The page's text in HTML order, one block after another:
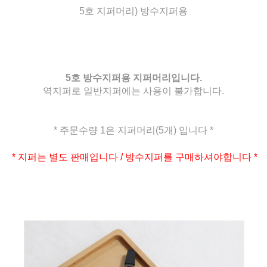
5호 지퍼머리) 방수지퍼용
5호 방수지퍼용 지퍼머리입니다.
역지퍼로 일반지퍼에는 사용이 불가합니다.
* 주문수량 1은 지퍼머리(5개) 입니다 *
* 지퍼는 별도 판매입니다 / 방수지퍼를 구매하셔야합니다 *